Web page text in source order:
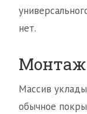
нет.
Монтаж
Массив
обычное